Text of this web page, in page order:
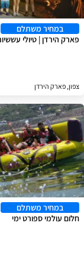
במחיר משתלם
פארק הירדן | טיולי
צפון, פארק הירדן
במחיר משתלם
חלום עולמי ספורט ימי